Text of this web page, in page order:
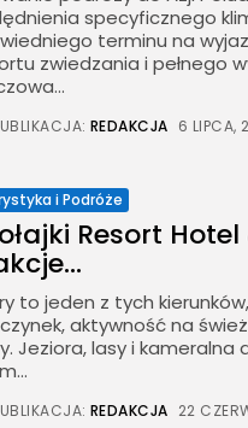
specyficznego
terminu na
zwiedzania i pełnego
REDAKCJA 6 LIPCA,
i Podróże
Resort
to jeden z tych
aktywność na
Jeziora, lasy i
REDAKCJA 22